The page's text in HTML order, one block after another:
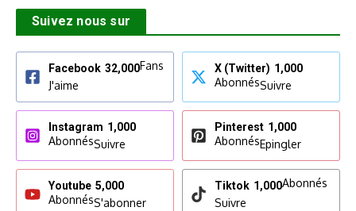
Suivez nous sur
Facebook 32,000Fans
J'aime
X (Twitter) 1,000
AbonnésSuivre
Instagram 1,000
AbonnésSuivre
Pinterest 1,000
AbonnésEpingler
Youtube 5,000
AbonnésS'abonner
Tiktok 1,000Abonnés
Suivre